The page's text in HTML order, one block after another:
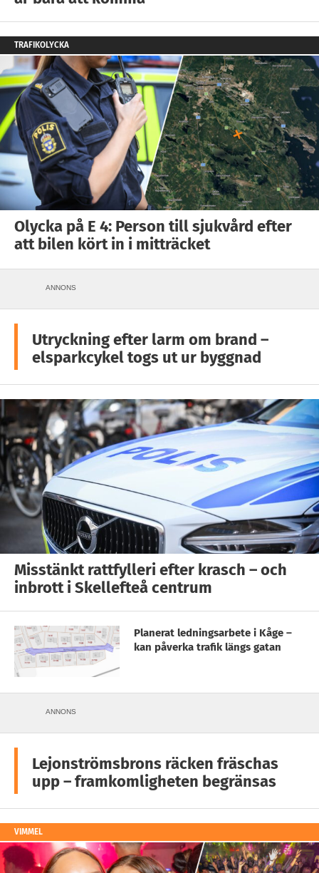
TRAFIKOLYCKA
Olycka på E 4: Person till sjukvård efter
att bilen kört in i mitträcket
ANNONS
Utryckning efter larm om brand –
elsparkcykel togs ut ur byggnad
Misstänkt rattfylleri efter krasch – och
inbrott i Skellefteå centrum
Planerat ledningsarbete i Kåge –
kan påverka trafik längs gatan
ANNONS
Lejonströmsbrons räcken fräschas
upp – framkomligheten begränsas
VIMMEL